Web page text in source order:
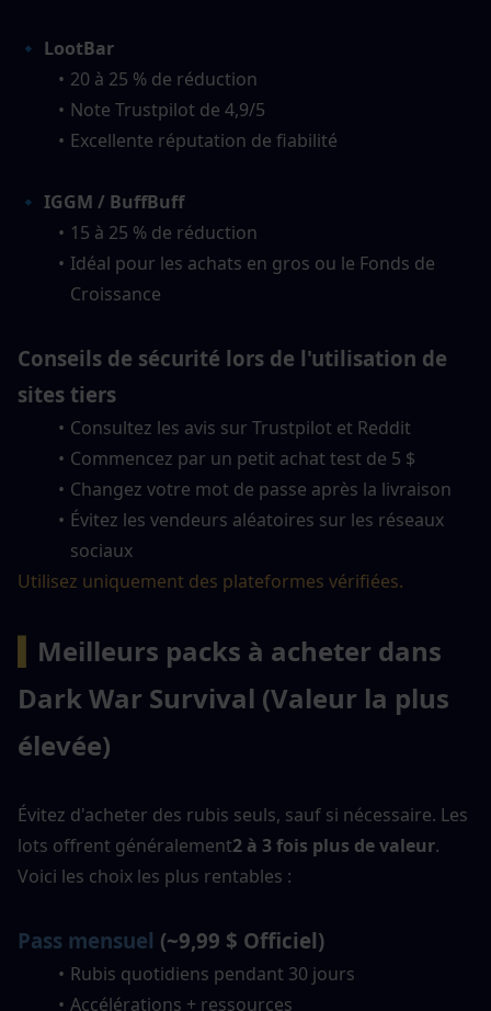
🔹 LootBar
20 à 25 % de réduction
Note Trustpilot de 4,9/5
Excellente réputation de fiabilité
🔹 IGGM / BuffBuff
15 à 25 % de réduction
Idéal pour les achats en gros ou le Fonds de
Croissance
Conseils de sécurité lors de l'utilisation de
sites tiers
Consultez les avis sur Trustpilot et Reddit
Commencez par un petit achat test de 5 $
Changez votre mot de passe après la livraison
Évitez les vendeurs aléatoires sur les réseaux
sociaux
Utilisez uniquement des plateformes vérifiées.
Meilleurs packs à acheter dans
Dark War Survival (Valeur la plus
élevée)
Évitez d'acheter des rubis seuls, sauf si nécessaire. Les
lots offrent généralement2 à 3 fois plus de valeur.
Voici les choix les plus rentables :
Pass mensuel (~9,99 $ Officiel)
Rubis quotidiens pendant 30 jours
Accélérations + ressources